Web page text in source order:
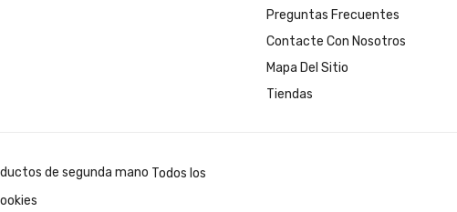
Preguntas Frecuentes
Contacte Con Nosotros
Mapa Del Sitio
Tiendas
Todos los